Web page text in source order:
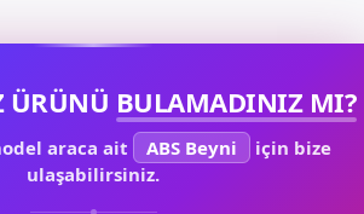
ÜRÜNÜ BULAMADINIZ MI?
araca ait ABS Beyni
için bize
ulaşabilirsiniz.